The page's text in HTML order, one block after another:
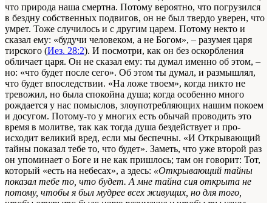
что природа наша смертна. Потому вероятно, что погрузился
в бездну собственных подвигов, он не был твердо уверен, что
умрет. Тоже случи­лось и с другим царем. Потому некто и
сказал ему: «будучи человеком, а не Богом», – разумея царя
тирского (Иез. 28:2). И посмотри, как он без оскорбления
обличает царя. Он не сказал ему: ты думал именно об этом, –
но: «что будет после сего». Об этом ты думал, и размы­шлял,
что будет впоследствии. «На ложе твоем», когда никто не
тревожил, но была спокойна душа; когда особенно много
рождается у нас помыслов, злоупотребляющих нашим покоем
и досугом. Потому-то у многих есть обычай проводить это
время в молитве, так как тогда душа бездействует и про­
исходит великий вред, если мы беспечны. «И Открывающий
тайны показал тебе то, что будет». Заметь, что уже второй раз
он упоминает о Боге и не как пришлось; там он говорит: Тот,
который «есть на небесах», а здесь: «Открывающий тайны
показал тебе то, что будет. А мне тайна сия открыта не
потому, чтобы я был мудрее всех живущих, но для того,